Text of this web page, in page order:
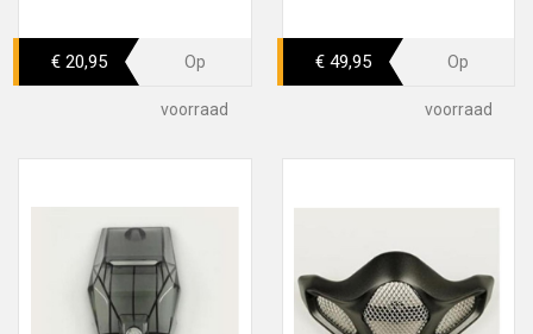
€ 20,95 Op
voorraad
€ 49,95 Op
voorraad